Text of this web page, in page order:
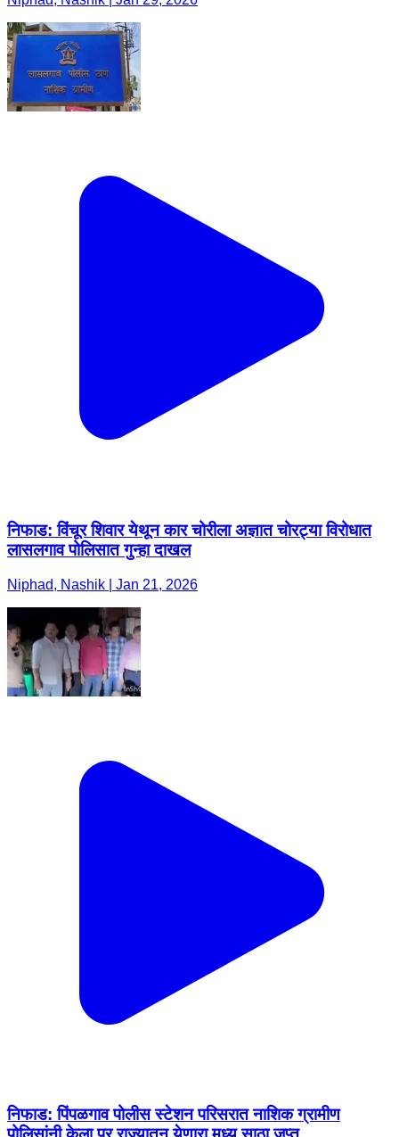
निफाड: विंचूर शिवार येथून कार चोरीला अज्ञात चोरट्या विरोधात
लासलगाव पोलिसात गुन्हा दाखल
Niphad, Nashik | Jan 21, 2026
निफाड: पिंपळगाव पोलीस स्टेशन परिसरात नाशिक ग्रामीण